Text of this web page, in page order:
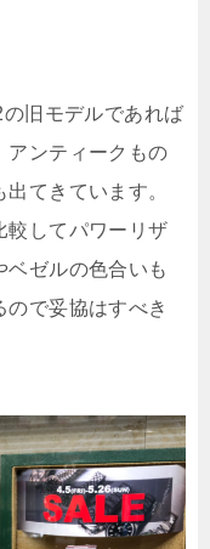
旧モデルであれば
アンティークもの
てきています。
較してパワーリザ
ベゼルの色合いも
で妥協はすべき